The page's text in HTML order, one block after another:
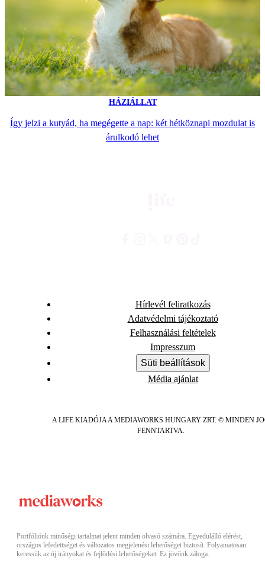
HÁZIÁLLAT
Így jelzi a kutyád, ha megégette a nap: két hétköznapi mozdulat is
árulkodó lehet
Hírlevél feliratkozás
Adatvédelmi tájékoztató
Felhasználási feltételek
Impresszum
Süti beállítások
Média ajánlat
A LIFE KIADÓJA A MEDIAWORKS HUNGARY ZRT. © MINDEN
FENNTARTVA.
Portfóliónk minőségi tartalmat jelent minden olvasó számára. Egyedülálló elérést,
országos lefedettséget és változatos megjelenési lehetőséget biztosít. Folyamatosan
keressük az új irányokat és fejlődési lehetőségeket. Ez jövőnk záloga.